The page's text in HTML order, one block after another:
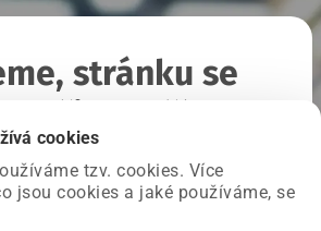
cookies
tzv. cookies. Více
jsou cookies a jaké používáme, se
stránku se
naší straně a už ji opravujeme.
načíst požadovanou stránku.